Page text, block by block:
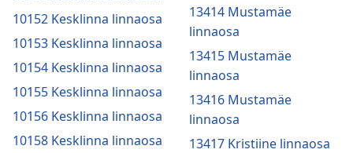
10152 Kesklinna linnaosa
10153 Kesklinna linnaosa
10154 Kesklinna linnaosa
10155 Kesklinna linnaosa
10156 Kesklinna linnaosa
10158 Kesklinna linnaosa
13414 Mustamäe
linnaosa
13415 Mustamäe
linnaosa
13416 Mustamäe
linnaosa
13417 Kristiine linnaosa